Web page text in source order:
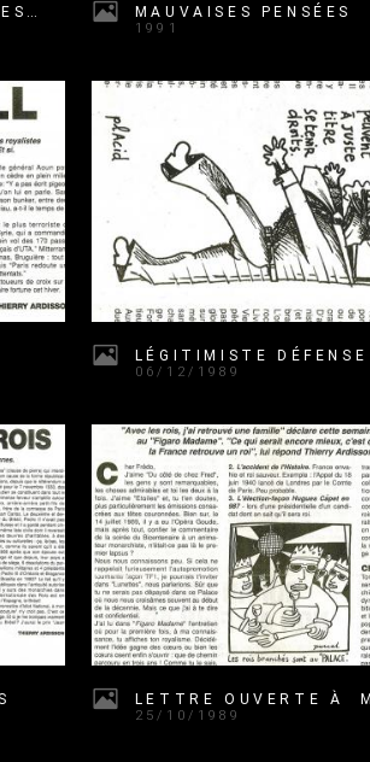
MAUVAISES PENSÉES
1991
LÉGITIMISTE DÉFENSE
06/12/1989
25/10/1989